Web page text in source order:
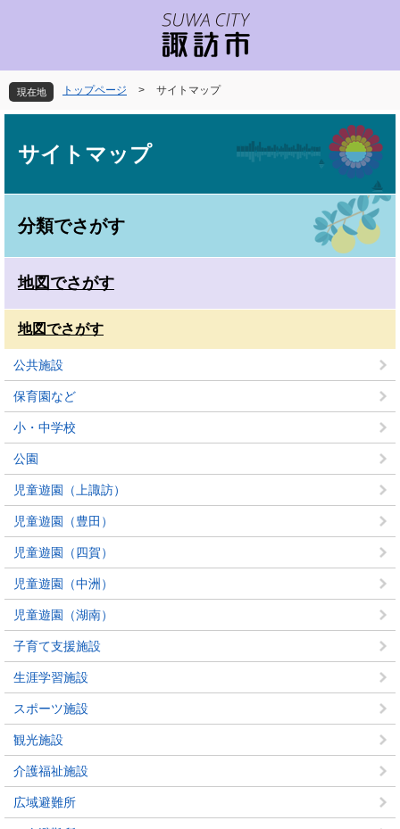
先
頭
を
飛
文
現在地 トップページ > サイトマップ
サイトマップ
分類でさがす
地図でさがす
地図でさがす
公共施設
保育園など
小・中学校
公園
児童遊園（上諏訪）
児童遊園（豊田）
児童遊園（四賀）
児童遊園（中洲）
児童遊園（湖南）
子育て支援施設
生涯学習施設
スポーツ施設
観光施設
介護福祉施設
広域避難所